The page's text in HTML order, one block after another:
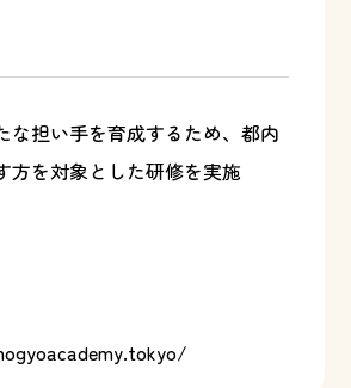
な担い手を育成するため、都内
方を対象とした研修を実施